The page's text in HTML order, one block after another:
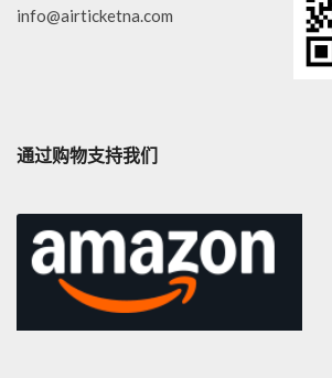
info@airticketna.com
通过购物支持我们